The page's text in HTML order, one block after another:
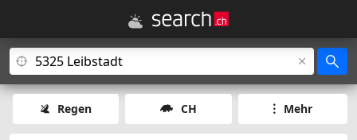
Regen CH Mehr